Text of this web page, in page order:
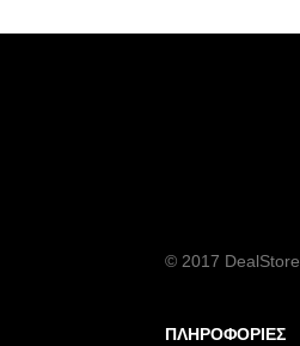
© 2017 DealStore
ΠΛΗΡΟΦΟΡΙΕΣ